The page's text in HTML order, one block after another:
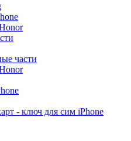
части
- ключ для сим iPhone